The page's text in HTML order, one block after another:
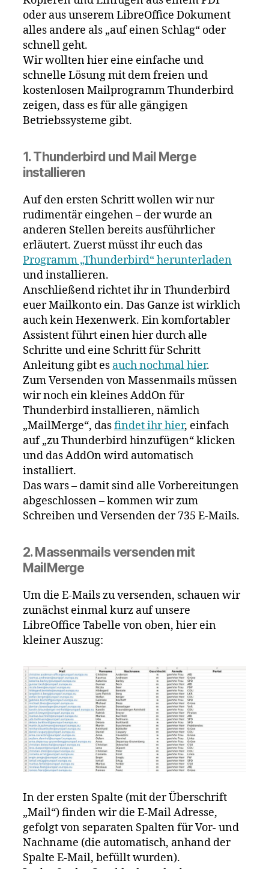
oder aus unserem LibreOffice Dokument
alles andere als „auf einen Schlag“ oder
schnell geht.
Wir wollten hier eine einfache und
schnelle Lösung mit dem freien und
kostenlosen Mailprogramm Thunderbird
zeigen, dass es für alle gängigen
Betriebssysteme gibt.
1. Thunderbird und Mail Merge
installieren
Auf den ersten Schritt wollen wir nur
rudimentär eingehen – der wurde an
anderen Stellen bereits ausführlicher
erläutert. Zuerst müsst ihr euch das
Programm „Thunderbird“ herunterladen
und installieren.
Anschließend richtet ihr in Thunderbird
euer Mailkonto ein. Das Ganze ist wirklich
auch kein Hexenwerk. Ein komfortabler
Assistent führt einen hier durch alle
Schritte und eine Schritt für Schritt
Anleitung gibt es auch nochmal hier.
Zum Versenden von Massenmails müssen
wir noch ein kleines AddOn für
Thunderbird installieren, nämlich
„MailMerge“, dasfindet ihr hier, einfach
auf „zu Thunderbird hinzufügen“ klicken
und das AddOn wird automatisch
installiert.
Das wars – damit sind alle Vorbereitungen
abgeschlossen – kommen wir zum
Schreiben und Versenden der 735 E-Mails.
2. Massenmails versenden mit
MailMerge
Um die E-Mails zu versenden, schauen wir
zunächst einmal kurz auf unsere
LibreOffice Tabelle von oben, hier ein
kleiner Auszug:
In der ersten Spalte (mit der Überschrift
„Mail“) finden wir die E-Mail Adresse,
gefolgt von separaten Spalten für Vor- und
Nachname (die automatisch, anhand der
Spalte E-Mail, befüllt wurden).